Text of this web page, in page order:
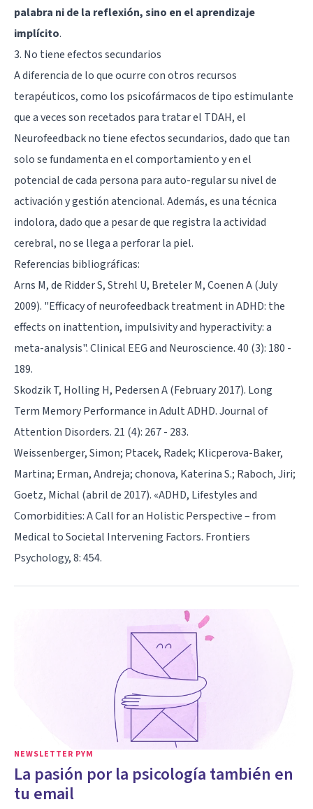
palabra ni de la reflexión, sino en el aprendizaje
implícito.
3. No tiene efectos secundarios
A diferencia de lo que ocurre con otros recursos
terapéuticos, como los psicofármacos de tipo estimulante
que a veces son recetados para tratar el TDAH, el
Neurofeedback no tiene efectos secundarios, dado que tan
solo se fundamenta en el comportamiento y en el
potencial de cada persona para auto-regular su nivel de
activación y gestión atencional. Además, es una técnica
indolora, dado que a pesar de que registra la actividad
cerebral, no se llega a perforar la piel.
Referencias bibliográficas:
Arns M, de Ridder S, Strehl U, Breteler M, Coenen A (July
2009). "Efficacy of neurofeedback treatment in ADHD: the
effects on inattention, impulsivity and hyperactivity: a
meta-analysis". Clinical EEG and Neuroscience. 40 (3): 180 -
189.
Skodzik T, Holling H, Pedersen A (February 2017). Long
Term Memory Performance in Adult ADHD. Journal of
Attention Disorders. 21 (4): 267 - 283.
Weissenberger, Simon; Ptacek, Radek; Klicperova-Baker,
Martina; Erman, Andreja; chonova, Katerina S.; Raboch, Jiri;
Goetz, Michal (abril de 2017). «ADHD, Lifestyles and
Comorbidities: A Call for an Holistic Perspective – from
Medical to Societal Intervening Factors. Frontiers
Psychology, 8: 454.
NEWSLETTER PYM
La pasión por la psicología también en
tu email